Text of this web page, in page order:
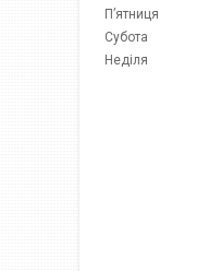
Пʼятниця
Субота
Неділя